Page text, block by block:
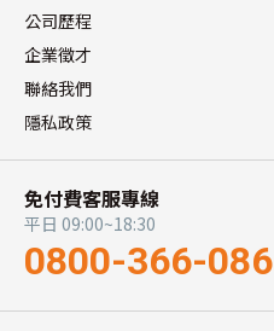
公司歷程
企業徵才
聯絡我們
隱私政策
免付費客服專線
平日 09:00~18:30
0800-366-086